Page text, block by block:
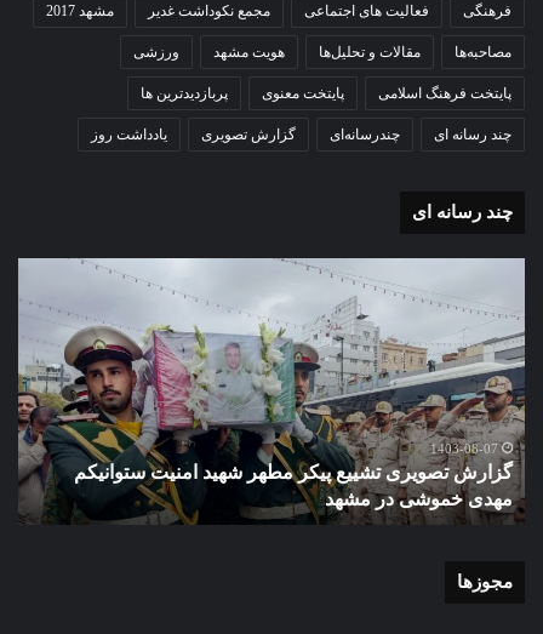
فرهنگی فعالیت های اجتماعی مجمع نکوداشت غدیر مشهد 2017
مصاحبه‌ها مقالات و تحلیل‌ها هویت مشهد ورزشی
پایتخت فرهنگ اسلامی پایتخت معنوی پربازدیدترین ها
چند رسانه ای چندرسانه‌ای گزارش تصویری یادداشت روز
چند رسانه ای
تشییع
پیکر
مطهر
شهید
امنیت
ستوانیکم
مهدی
خموشی
در
1403-08-07
گزارش تصویری تشییع پیکر مطهر شهید امنیت ستوانیکم
مهدی خموشی در مشهد
با
مجوزها